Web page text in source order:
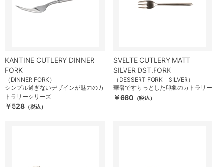
KANTINE CUTLERY DINNER
FORK
（DINNER FORK）
シンプル過ぎないデザインが魅力のカ
トラリーシリーズ
￥528 （税込）
SVELTE CUTLERY MATT
SILVER DST.FORK
（DESSERT FORK SILVER）
華奢ですらっとした印象のカトラリー
￥660 （税込）